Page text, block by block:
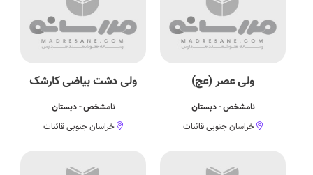
ولی عصر (عج)
نامشخص - دبستان
خراسان جنوبی قائنات
ولی دشت بیاضی کارشک
نامشخص - دبستان
خراسان جنوبی قائنات